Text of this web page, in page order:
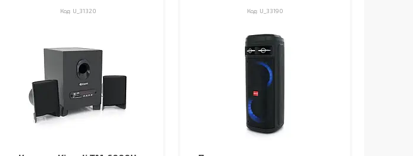
U_31320 U_33190